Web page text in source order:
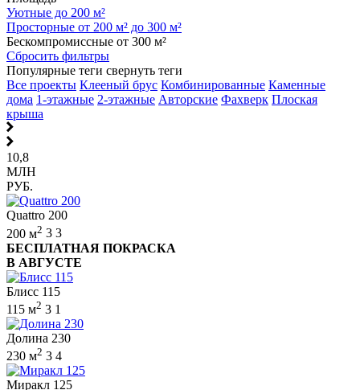
Уютные до 200 м²
Просторные от 200 м² до 300 м²
Бескомпромиссные от 300 м²
Сбросить фильтры
Популярные теги свернуть теги
Все проекты Клееный брус Комбинированные Каменные
дома 1-этажные 2-этажные Авторские Фахверк Плоская
крыша
10,8
МЛН
РУБ.
Quattro 200
200 м2 3 3
БЕСПЛАТНАЯ ПОКРАСКА
В АВГУСТЕ
Блисс 115
115 м2 3 1
Долина 230
230 м2 3 4
Миракл 125